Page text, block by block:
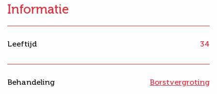
Informatie
Leeftijd 34
Behandeling Borstvergroting